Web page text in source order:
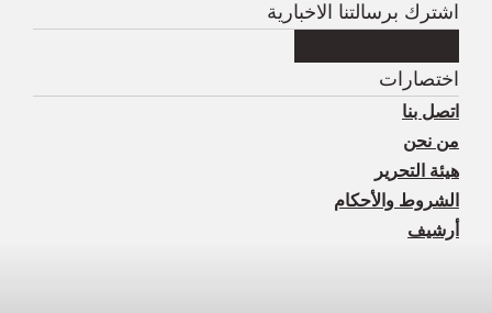
اشترك برسالتنا الاخبارية
اختصارات
اتصل بنا
من نحن
هيئة التحرير
الشروط والأحكام
أرشيف